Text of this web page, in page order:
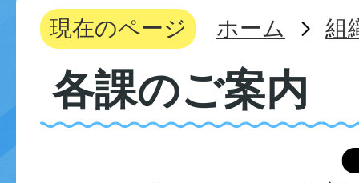
現在のページ ホーム 組
各課のご案内